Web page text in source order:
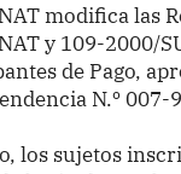
modifica las
y 109-2000/
de Pago,
N.º 007-
los sujetos